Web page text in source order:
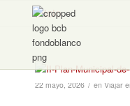
Inicio
22 mayo, 2026 / en Viajar